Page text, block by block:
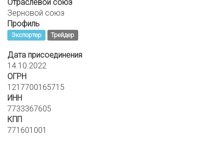
Отраслевой союз
Зерновой союз
Профиль
Экспортер Трейдер
Дата присоединения
14.10.2022
ОГРН
1217700165715
ИНН
7733367605
КПП
771601001